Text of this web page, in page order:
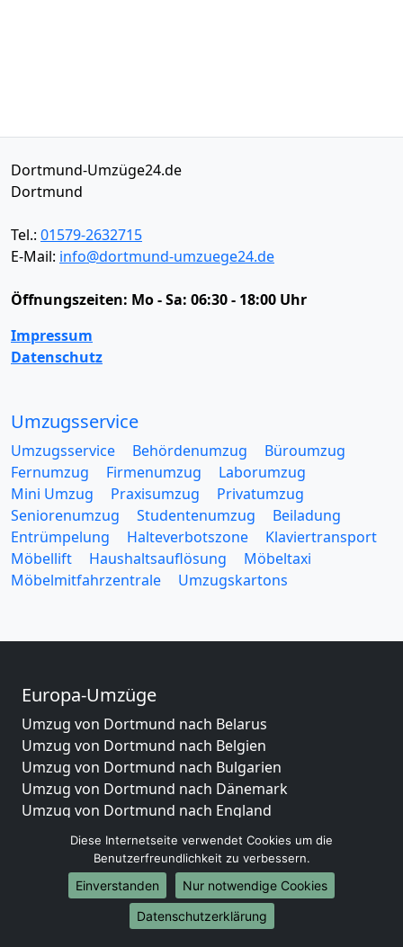
Dortmund-Umzüge24.de
Dortmund
Tel.: 01579-2632715
E-Mail: info@dortmund-umzuege24.de
Öffnungszeiten: Mo - Sa: 06:30 - 18:00 Uhr
Impressum
Datenschutz
Umzugsservice
Umzugsservice Behördenumzug
Büroumzug
Fernumzug
Firmenumzug
Laborumzug
Mini Umzug
Praxisumzug
Privatumzug
Seniorenumzug
Studentenumzug
Beiladung
Entrümpelung
Halteverbotszone
Klaviertransport
Möbellift
Haushaltsauflösung
Möbeltaxi
Möbelmitfahrzentrale
Umzugskartons
Europa-Umzüge
Umzug von Dortmund nach Belarus
Umzug von Dortmund nach Belgien
Umzug von Dortmund nach Bulgarien
Umzug von Dortmund nach Dänemark
Umzug von Dortmund nach England
Umzug von Dortmund nach Portugal
Umzug von Dortmund nach Bosnien
und Herzegowina
Umzug von Dortmund nach Irland
Umzug von Dortmund nach Lettland
Diese Internetseite verwendet Cookies um die
Benutzerfreundlichkeit zu verbessern.
Einverstanden
Nur notwendige Cookies
Datenschutzerklärung